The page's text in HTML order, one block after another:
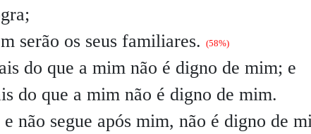
serão os seus familiares. (58%)
do que a mim não é digno de mim; e
do que a mim não é digno de mim.
não segue após mim, não é digno de